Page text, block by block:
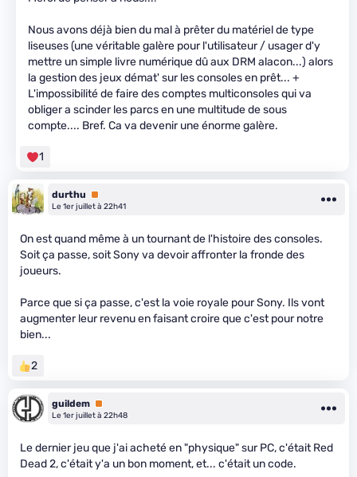
Nous avons déjà bien du mal à prêter du matériel de type
liseuses (une véritable galère pour l'utilisateur / usager d'y
mettre un simple livre numérique dû aux DRM alacon...) alors
la gestion des jeux démat' sur les consoles en prêt... +
L'impossibilité de faire des comptes multiconsoles qui va
obliger a scinder les parcs en une multitude de sous
compte.... Bref. Ca va devenir une énorme galère.
1
durthu
Premium
Le 1er juillet à 22h41
On est quand même à un tournant de l'histoire des consoles.
Soit ça passe, soit Sony va devoir affronter la fronde des
joueurs.
Parce que si ça passe, c'est la voie royale pour Sony. Ils vont
augmenter leur revenu en faisant croire que c'est pour notre
bien...
2
guildem Premium
Le 1er juillet à 22h48
Le dernier jeu que j'ai acheté en "physique" sur PC, c'était Red
Dead 2, c'était y'a un bon moment, et... c'était un code.